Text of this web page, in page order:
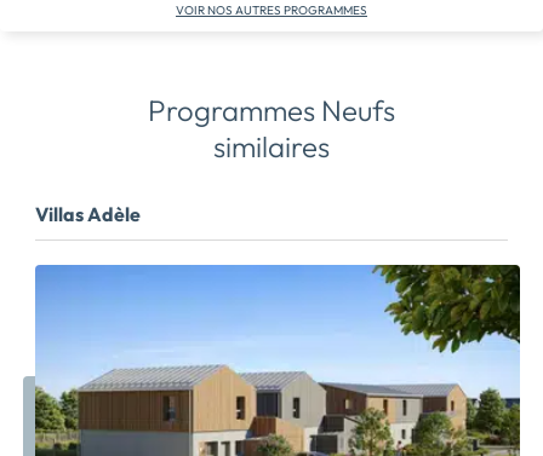
VOIR NOS AUTRES PROGRAMMES
Programmes Neufs
similaires
Villas Adèle